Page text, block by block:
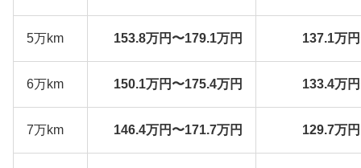
5万km 153.8万円〜179.1万円 137.1万
6万km 150.1万円〜175.4万円 133.4万
7万km 146.4万円〜171.7万円 129.7万